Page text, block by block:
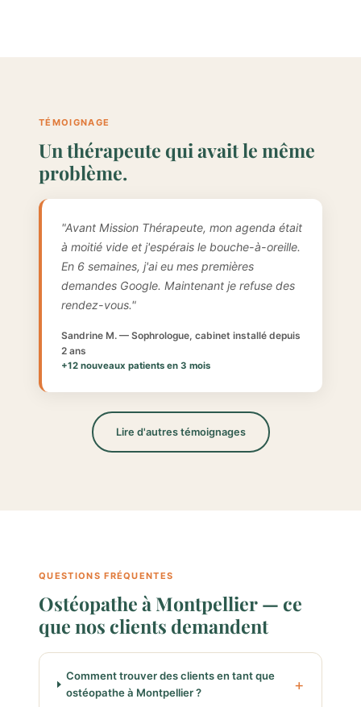
TÉMOIGNAGE
Un thérapeute qui avait le même
problème.
"Avant Mission Thérapeute, mon agenda était
à moitié vide et j'espérais le bouche-à-oreille.
En 6 semaines, j'ai eu mes premières
demandes Google. Maintenant je refuse des
rendez-vous."
Sandrine M. — Sophrologue, cabinet installé depuis
2 ans
+12 nouveaux patients en 3 mois
Lire d'autres témoignages
QUESTIONS FRÉQUENTES
Ostéopathe à Montpellier — ce
que nos clients demandent
Comment trouver des clients en tant que
ostéopathe à Montpellier ?